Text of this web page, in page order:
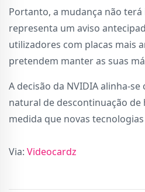
Portanto, a mudança não
representa um aviso
utilizadores com placas mais
pretendem manter as suas
A decisão da NVIDIA alinha-
natural de descontinuação
medida que novas
Via: Videocardz